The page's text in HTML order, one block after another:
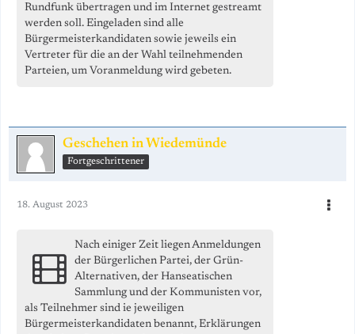
Rundfunk übertragen und im Internet gestreamt
werden soll. Eingeladen sind alle
Bürgermeisterkandidaten sowie jeweils ein
Vertreter für die an der Wahl teilnehmenden
Parteien, um Voranmeldung wird gebeten.
Geschehen in Wiedemünde
Fortgeschrittener
18. August 2023
Nach einiger Zeit liegen Anmeldungen
der Bürgerlichen Partei, der Grün-
Alternativen, der Hanseatischen
Sammlung und der Kommunisten vor,
als Teilnehmer sind ie jeweiligen
Bürgermeisterkandidaten benannt, Erklärungen